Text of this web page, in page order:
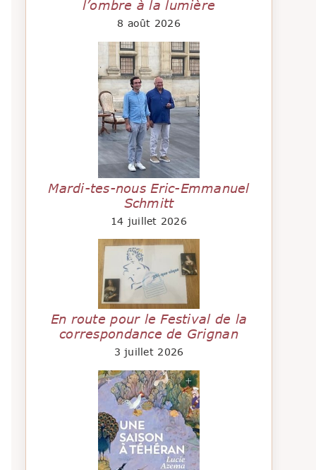
l’ombre à la lumière
8 août 2026
Mardi-tes-nous Eric-Emmanuel
Schmitt
14 juillet 2026
En route pour le Festival de la
correspondance de Grignan
3 juillet 2026